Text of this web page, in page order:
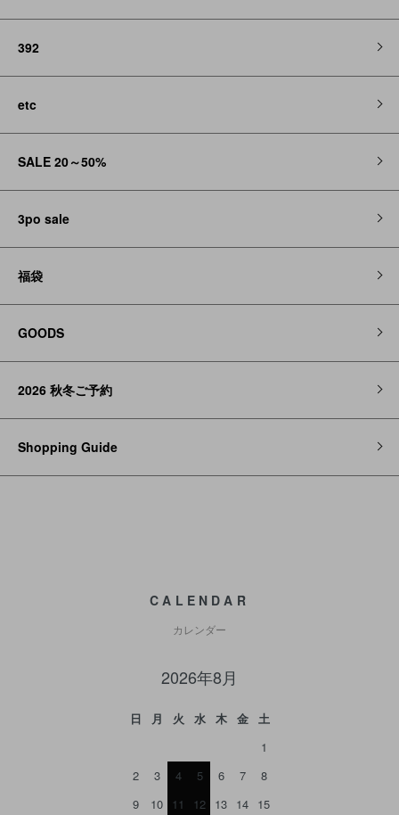
392
etc
SALE 20～50%
3po sale
福袋
GOODS
2026 秋冬ご予約
Shopping Guide
CALENDAR
カレンダー
2026年8月
日 月 火 水 木 金
土
1
2
3 4 5 6 7
8
9
10 11 12 13 14 15